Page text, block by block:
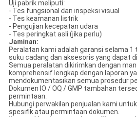
Uji pabrik meliputi:
- Tes fungsional dan inspeksi visual
- Tes keamanan listrik
- Pengujian kecepatan udara
- Tes peringkat asli (jika perlu)
Jaminan:
Peralatan kami adalah garansi selama
suku cadang dan aksesoris yang dapat
Semua peralatan dikirimkan dengan
komprehensif lengkap dengan laporan
mendokumentasikan semua prosedur
Dokumen IO / OQ / GMP tambahan
permintaan.
Hubungi perwakilan penjualan kami
spesifik atau permintaan dokumen.